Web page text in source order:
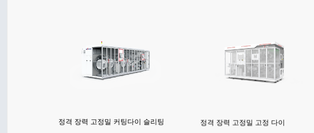
정격 장력 고정밀 커팅다이 슬리팅 정격 장력 고정밀 고정 다이